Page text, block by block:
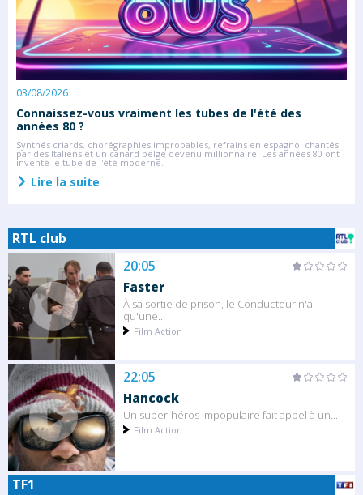
03/08/2026
Connaissez-vous vraiment les tubes de l'été des
années 80 ?
Synthés criards, chorégraphies improbables, refrains en espagnol chantés
par des Italiens et un canard belge devenu millionnaire. Les années 80 ont
inventé le tube de l'été moderne.
Lire la suite
RTL club
20:05
Faster
À sa sortie de prison, le Conducteur n'a
qu'une...
Film Action
22:05
Hancock
Un super-héros impopulaire fait appel à un...
Film Action
TF1